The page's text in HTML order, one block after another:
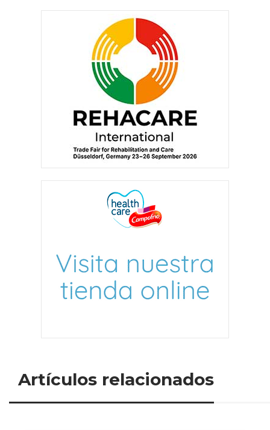
Artículos relacionados